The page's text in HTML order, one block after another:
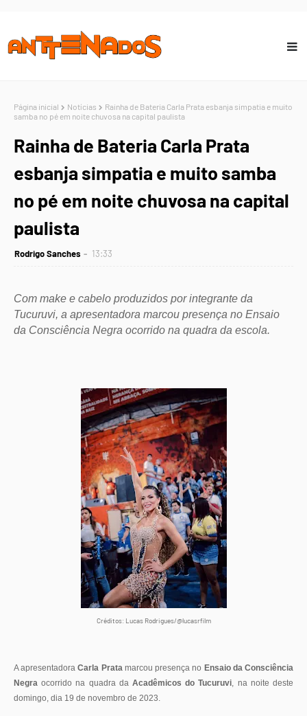
Página inicial Notícias
Rainha de Bateria Carla Prata esbanja simpatia e muito
samba no pé em noite chuvosa na capital paulista
Rainha de Bateria Carla Prata
esbanja simpatia e muito samba
no pé em noite chuvosa na capital
paulista
Rodrigo Sanches 13:33
Com make e cabelo produzidos por integrante da
Tucuruvi, a apresentadora marcou presença no Ensaio
da Consciência Negra ocorrido na quadra da escola.
Créditos: Lucas Rodrigues/@lucasrfilm
A apresentadoraCarla Pratamarcou presença no Ensaio da Consciência
Negra ocorrido na quadra da Acadêmicos do Tucuruvi, na noite deste
domingo, dia 19 de novembro de 2023.